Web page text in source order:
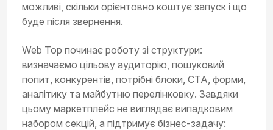
можливі, скільки орієнтовно коштує запуск і що
буде після звернення.
Web Top починає роботу зі структури:
визначаємо цільову аудиторію, пошуковий
попит, конкурентів, потрібні блоки, CTA, форми,
аналітику та майбутню перелінковку. Завдяки
цьому маркетплейс не виглядає випадковим
набором секцій, а підтримує бізнес-задачу: